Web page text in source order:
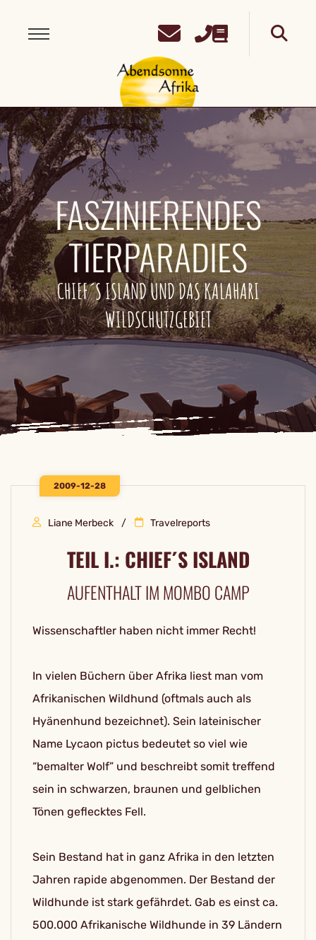
FASZINIERENDES
TIERPARADIES
CHIEF´S ISLAND UND DAS KALAHARI
WILDSCHUTZGEBIET
2009-12-28
Liane Merbeck Travelreports
TEIL I.: CHIEF´S ISLAND
AUFENTHALT IM MOMBO CAMP
Wissenschaftler haben nicht immer Recht!
In vielen Büchern über Afrika liest man vom
Afrikanischen Wildhund (oftmals auch als
Hyänenhund bezeichnet). Sein lateinischer
Name Lycaon pictus bedeutet so viel wie
“bemalter Wolf” und beschreibt somit treffend
sein in schwarzen, braunen und gelblichen
Tönen geflecktes Fell.
Sein Bestand hat in ganz Afrika in den letzten
Jahren rapide abgenommen. Der Bestand der
Wildhunde ist stark gefährdet. Gab es einst ca.
500.000 Afrikanische Wildhunde in 39 Ländern